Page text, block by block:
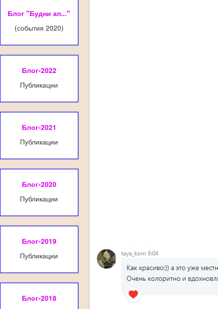
Блог "Будни ап..."
(события 2020)
Блог-2022
Публикации
Блог-2021
Публикации
Блог-2020
Публикации
Блог-2019
Публикации
Блог-2018